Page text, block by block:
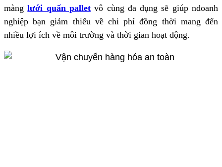
mànglưới quấn palletvô cùng đa dụng sẽ giúp ndoanh
nghiệp bạn giảm thiểu về chi phí đồng thời mang đến
nhiều lợi ích về môi trường và thời gian hoạt động.